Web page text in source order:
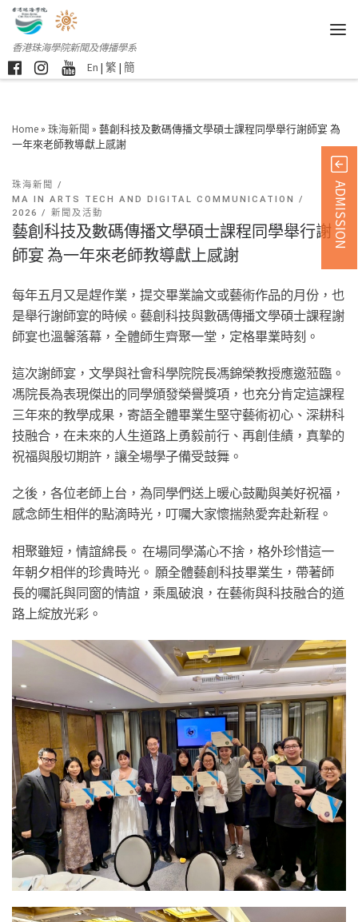
香港珠海學院新聞及傳播學系
En | 繁 | 簡
Home » 珠海新聞 » 藝創科技及數碼傳播文學碩士課程同學舉行謝師宴 為
一年來老師教導獻上感謝
珠海新聞
MA IN ARTS TECH AND DIGITAL COMMUNICATION
2026
新聞及活動
藝創科技及數碼傳播文學碩士課程同學舉行謝
師宴 為一年來老師教導獻上感謝
每年五月又是趕作業，提交畢業論文或藝術作品的月份，也
是舉行謝師宴的時候。藝創科技與數碼傳播文學碩士課程謝
師宴也溫馨落幕，全體師生齊聚一堂，定格畢業時刻。
這次謝師宴，文學與社會科學院院長馮錦榮教授應邀蒞臨。
馮院長為表現傑出的同學頒發榮譽獎項，也充分肯定這課程
三年來的教學成果，寄語全體畢業生堅守藝術初心、深耕科
技融合，在未來的人生道路上勇毅前行、再創佳績，真摯的
祝福與殷切期許，讓全場學子備受鼓舞。
之後，各位老師上台，為同學們送上暖心鼓勵與美好祝福，
感念師生相伴的點滴時光，叮囑大家懷揣熱愛奔赴新程。
相聚雖短，情誼綿長。 在場同學滿心不捨，格外珍惜這一
年朝夕相伴的珍貴時光。 願全體藝創科技畢業生，帶著師
長的囑託與同窗的情誼，乘風破浪，在藝術與科技融合的道
路上綻放光彩。
ADMISSION